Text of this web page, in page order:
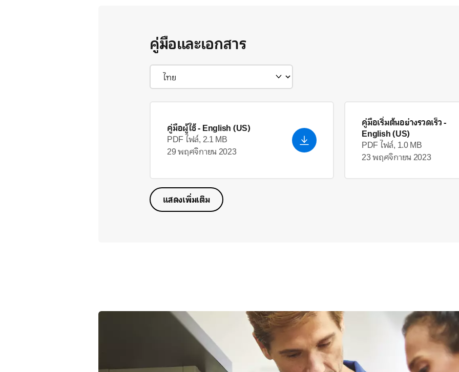
คู่มือและเอกสาร
คู่มือผู้ใช้- English (US)
PDF ไฟล์, 2.1 MB
29 พฤศจิกายน 2023
คู่มือเริ่มต้นอย่างรวดเร็ว-
English (US)
PDF ไฟล์, 1.0 MB
23 พฤศจิกายน 2023
แสดงเพิ่มเติม